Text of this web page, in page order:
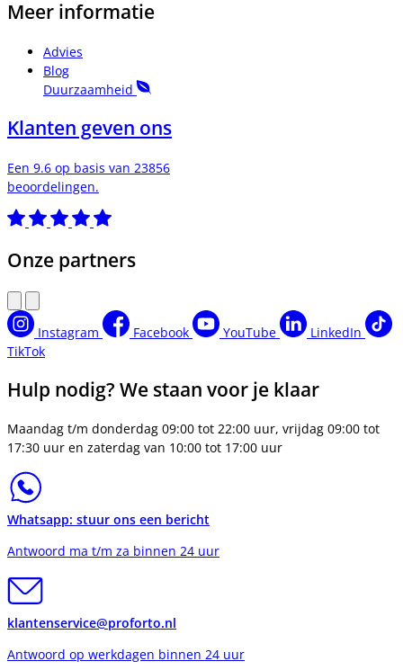
Meer informatie
Advies
Blog
Duurzaamheid
Klanten geven ons
Een 9.6 op basis van 23856
beoordelingen.
Onze partners
Instagram Facebook YouTube
LinkedIn
TikTok
Hulp nodig? We staan voor je klaar
Maandag t/m donderdag 09:00 tot 22:00 uur, vrijdag 09:00 tot
17:30 uur en zaterdag van 10:00 tot 17:00 uur
Whatsapp: stuur ons een bericht
Antwoord ma t/m za binnen 24 uur
klantenservice@proforto.nl
Antwoord op werkdagen binnen 24 uur